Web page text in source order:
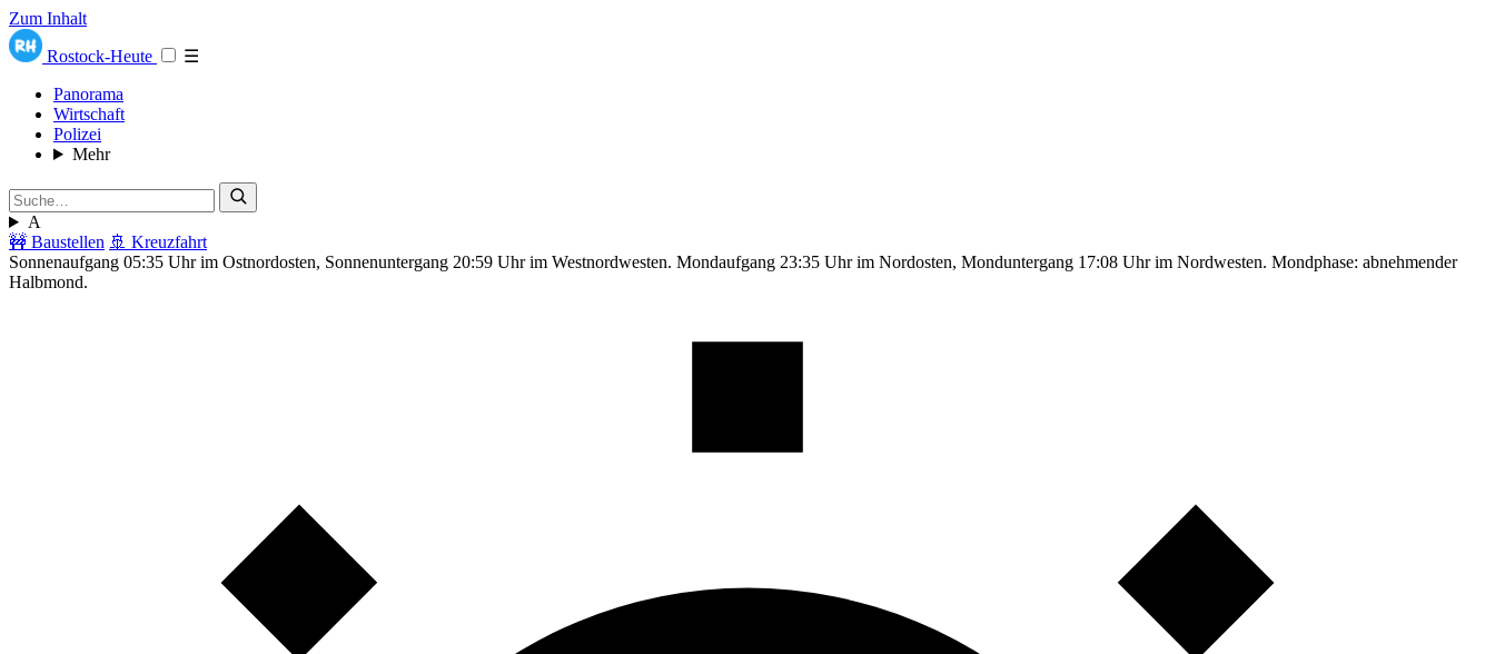
Zum Inhalt
Rostock-Heute
☰
Panorama
Wirtschaft
Polizei
Mehr
A
🚧 Baustellen 🚢 Kreuzfahrt
Sonnenaufgang 05:35 Uhr im Ostnordosten, Sonnenuntergang 20:59 Uhr im Westnordwesten. Mondaufgang 23:35 Uhr im Nordosten, Monduntergang 17:08 Uhr im Nordwesten. Mondphase: abnehmender
Halbmond.